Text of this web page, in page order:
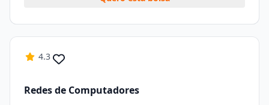
4.3
Redes de Computadores